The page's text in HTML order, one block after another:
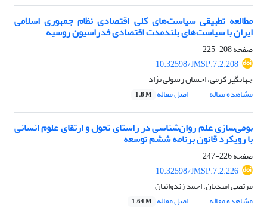
مطالعه تطبیقی سیاست‌های کلی اقتصادی نظام جمهوری اسلامی
ایران با سیاست‌های بلندمدت اقتصادی فدراسیون روسیه
صفحه208-225
10.32598/JMSP.7.2.208
جهانگیر کرمی، احسان رسولی نژاد
مشاهده مقاله
اصل مقاله 1.8 M
بومی‌سازی علم روان‌شناسی در راستای تحول و ارتقای علوم انسانی
با رویکرد قانون برنامه ششم توسعه
صفحه226-247
10.32598/JMSP.7.2.226
مرتضی امیدیان، احمد زندوانیان
مشاهده مقاله
اصل مقاله 1.64 M